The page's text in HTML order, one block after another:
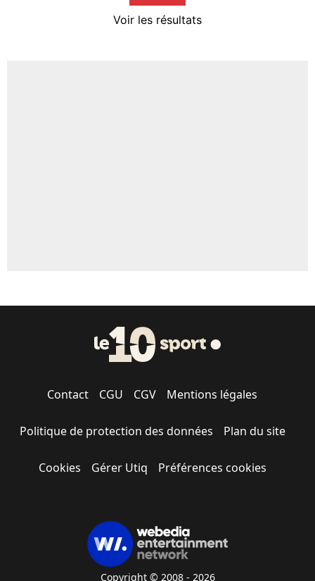
Voir les résultats
Contact CGU CGV Mentions légales
Politique de protection des données Plan du site
Cookies Gérer Utiq Préférences cookies
Copyright © 2008 - 2026